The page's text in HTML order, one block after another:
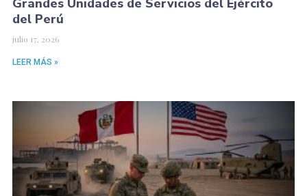
del Perú
julio 17, 2026
LEER MÁS »